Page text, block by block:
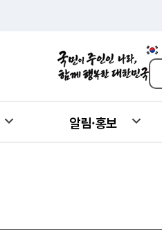
알림·홍보